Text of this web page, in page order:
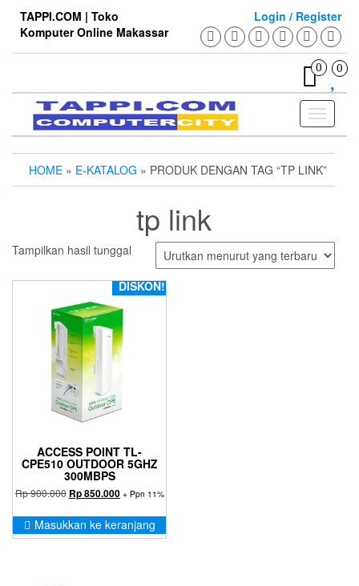
content
TAPPI.COM | Toko
Komputer Online Makassar
Login / Register
0 0
Toggle
HOME » E-KATALOG » PRODUK DENGAN TAG “TP LINK”
tp link
Tampilkan hasil tunggal
DISKON!
ACCESS POINT TL-
CPE510 OUTDOOR 5GHZ
300MBPS
Rp900.000 Harga
adalah:
Rp 900.000.
Rp850.000Harga
ini
adalah:
+ Ppn 11%
Masukkan ke keranjang